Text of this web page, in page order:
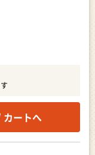
カートへ